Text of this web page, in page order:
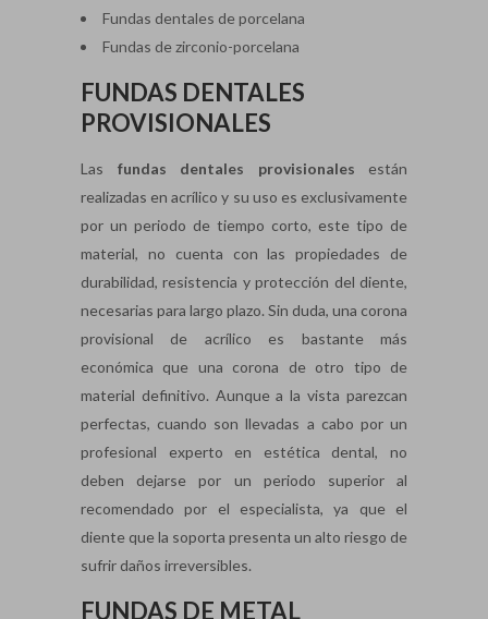
Fundas dentales de porcelana
Fundas de zirconio-porcelana
FUNDAS DENTALES
PROVISIONALES
Las fundas dentales provisionales están
realizadas en acrílico y su uso es exclusivamente
por un periodo de tiempo corto, este tipo de
material, no cuenta con las propiedades de
durabilidad, resistencia y protección del diente,
necesarias para largo plazo. Sin duda, una corona
provisional de acrílico es bastante más
económica que una corona de otro tipo de
material definitivo. Aunque a la vista parezcan
perfectas, cuando son llevadas a cabo por un
profesional experto en estética dental, no
deben dejarse por un periodo superior al
recomendado por el especialista, ya que el
diente que la soporta presenta un alto riesgo de
sufrir daños irreversibles.
FUNDAS DE METAL